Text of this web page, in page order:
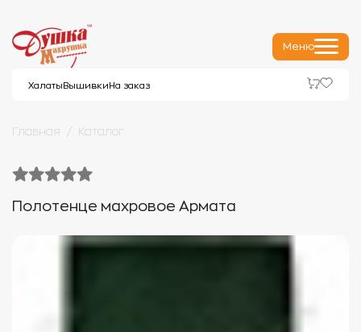
Меню
Халаты Вышивки На заказ
Главная Каталог
Полотенце махровое Армата